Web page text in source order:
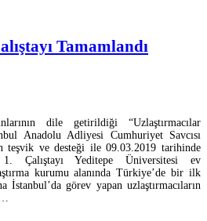
Tamamlandı
dile getirildiği “Uzlaştırmacılar
Anadolu Adliyesi Cumhuriyet Savcısı
teşvik ve desteği ile 09.03.2019 tarihinde
1. Çalıştayı Yeditepe Üniversitesi ev
kurumu alanında Türkiye’de bir ilk
İstanbul’da görev yapan uzlaştırmacıların